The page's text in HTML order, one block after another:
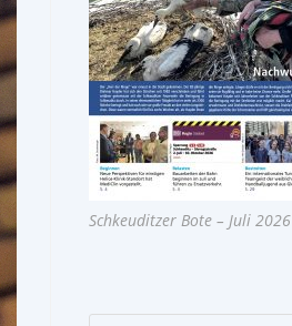
Schkeuditzer Bote – Juli 2026